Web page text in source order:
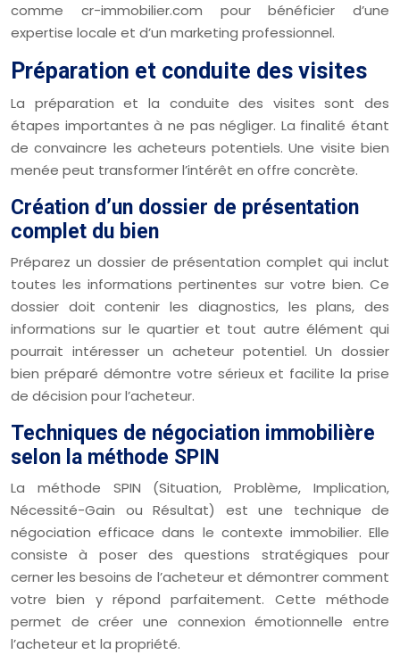
comme cr-immobilier.com pour bénéficier d’une
expertise locale et d’un marketing professionnel.
Préparation et conduite des visites
La préparation et la conduite des visites sont des
étapes importantes à ne pas négliger. La finalité étant
de convaincre les acheteurs potentiels. Une visite bien
menée peut transformer l’intérêt en offre concrète.
Création d’un dossier de présentation
complet du bien
Préparez un dossier de présentation complet qui inclut
toutes les informations pertinentes sur votre bien. Ce
dossier doit contenir les diagnostics, les plans, des
informations sur le quartier et tout autre élément qui
pourrait intéresser un acheteur potentiel. Un dossier
bien préparé démontre votre sérieux et facilite la prise
de décision pour l’acheteur.
Techniques de négociation immobilière
selon la méthode SPIN
La méthode SPIN (Situation, Problème, Implication,
Nécessité-Gain ou Résultat) est une technique de
négociation efficace dans le contexte immobilier. Elle
consiste à poser des questions stratégiques pour
cerner les besoins de l’acheteur et démontrer comment
votre bien y répond parfaitement. Cette méthode
permet de créer une connexion émotionnelle entre
l’acheteur et la propriété.